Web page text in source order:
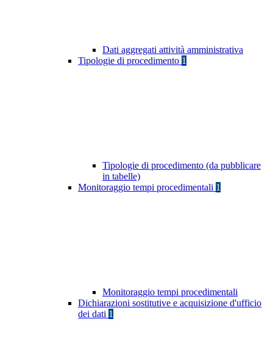
Dati aggregati attività amministrativa
Tipologie di procedimento 1
Tipologie di procedimento (da pubblicare
in tabelle)
Monitoraggio tempi procedimentali 1
Monitoraggio tempi procedimentali
Dichiarazioni sostitutive e acquisizione d'ufficio
dei dati 1